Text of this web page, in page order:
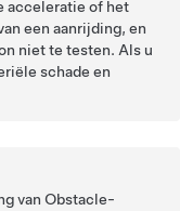
acceleratie of het
een aanrijding, en
niet te testen. Als u
schade en
van Obstacle-